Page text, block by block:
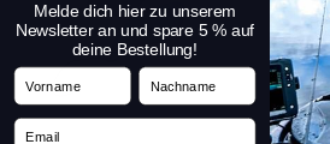
Melde dich hier zu unserem
Newsletter an und spare 5 % auf
deine Bestellung!
Vorname Nachname
Email